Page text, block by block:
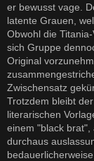
er bewusst vage.
latente Grauen,
Obwohl die
sich Gruppe
Original
Zwischensatz
Trotzdem bleibt
literarischen
einem "black brat",
durchaus